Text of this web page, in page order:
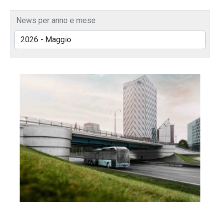
News per anno e mese